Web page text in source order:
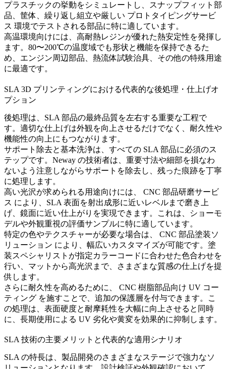
プラスチックの挙動をシミュレートし、スナップフィット部
品、筐体、繰り返し組立や厳しい プロトタイピングサービ
ス 環境でテストされる部品に特に適しています。
高温環境向けには、 高耐熱レジンが優れた熱安定性を発揮し
ます。80〜200℃の温度域でも形状と機能を保持できるた
め、エンジン周辺部品、熱流体試験治具、その他の特殊用途
に最適です。
SLA 3D プリンティングにおける代表的な後処理・仕上げオ
プション
後処理は、SLA 部品の最終品質を左右する重要な工程で
す。適切な仕上げは外観を向上させるだけでなく、耐久性や
機能性の向上にもつながります。
サポート除去と基本洗浄は、すべての SLA 部品に必須のス
テップです。Neway の技術者は、重要寸法や細部を損なわ
ないよう注意しながらサポートを除去し、残った痕跡を丁寧
に処理します。
高い光沢が求められる用途向けには、 CNC 部品研磨サービ
ス により、SLA 表面を射出成形に近いレベルまで磨き上
げ、鏡面に近い仕上がりを実現できます。これは、ショーモ
デルや外観重視の評価サンプルに特に適しています。
特定の色やテクスチャーが必要な場合は、 CNC 部品塗装ソ
リューション により、幅広いカスタマイズが可能です。塗
装スペシャリストが指定カラーコードに合わせた色合わせを
行い、マットから高光沢まで、さまざまな質感の仕上げを提
供します。
さらに耐久性を高めるために、 CNC 樹脂部品向け UV コー
ティング を施すことで、追加の保護層を付与できます。こ
の処理は、表面硬度と耐摩耗性を大幅に向上させると同時
に、長期使用による UV 劣化や黄変を効果的に抑制します。
SLA 技術の主要メリットと代表的な適用シナリオ
SLA の特長は、製品開発のさまざまなステージで強力なソ